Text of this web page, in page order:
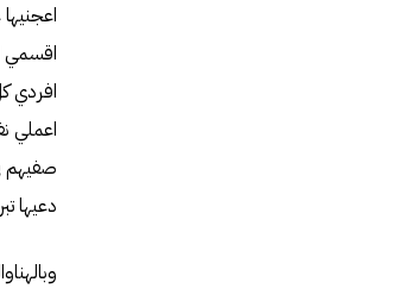
اقسمي
افردي
اعملي
صفيهم في
دعيها